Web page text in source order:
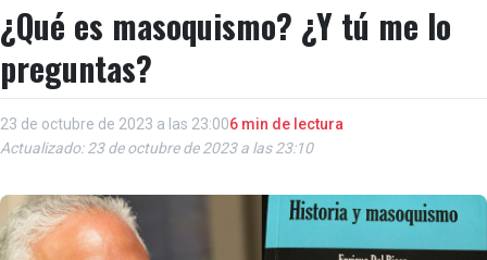
¿Qué es masoquismo? ¿Y tú me lo
preguntas?
23 de octubre de 2023 a las 23:006 min de lectura
Actualizado: 23 de octubre de 2023 a las 23:10